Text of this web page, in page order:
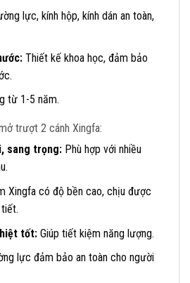
lực, kính hộp, kính dán an toàn,
Thiết kế khoa học, đảm bảo
từ 1-5 năm.
trượt 2 cánh Xingfa:
sang trọng:Phù hợp với nhiều
Xingfa có độ bền cao, chịu được
tốt:Giúp tiết kiệm năng lượng.
lực đảm bảo an toàn cho người